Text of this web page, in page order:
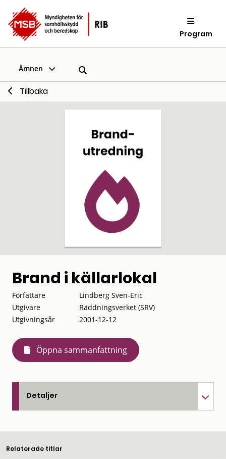
Program
Ämnen
Tillbaka
Brand i källarlokal
Författare
Lindberg Sven-Eric
Utgivare
Räddningsverket (SRV)
Utgivningsår
2001-12-12
Öppna sammanfattning
Detaljer
Relaterade titlar